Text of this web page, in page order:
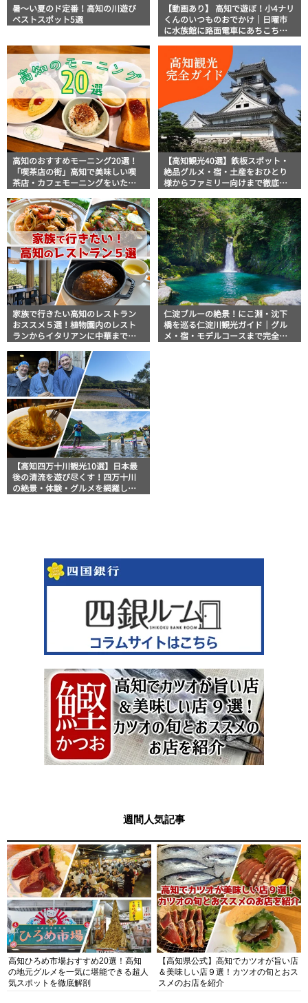
暑～い夏のド定番！高知の川遊び
ベストスポット5選
【動画あり】 高知で遊ぼ！小4ナリ
くんのいつものおでかけ｜日曜市
に水族館に路面電車にあちこち巡
高知のおすすめモーニング20選！
「喫茶店の街」高知で美味しい喫
茶店・カフェモーニングをいただ
【高知観光40選】鉄板スポット・
絶品グルメ・宿・土産をおひとり
様からファミリー向けまで徹底解
家族で行きたい高知のレストラン
おススメ５選！植物園内のレスト
ランからイタリアンに中華まで楽
仁淀ブルーの絶景！にこ淵・沈下
橋を巡る仁淀川観光ガイド｜グル
メ・宿・モデルコースまで完全網
【高知四万十川観光10選】日本最
後の清流を遊び尽くす！四万十川
の絶景・体験・グルメを網羅した
週間人気記事
高知ひろめ市場おすすめ20選！高知
の地元グルメを一気に堪能できる超人
気スポットを徹底解剖
【高知県公式】高知でカツオが旨い店
＆美味しい店９選！カツオの旬とおス
スメのお店を紹介